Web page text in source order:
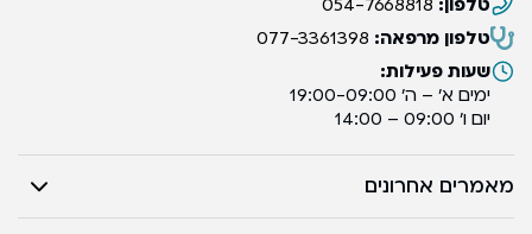
טלפון מרפאה: 077-3361398
שעות פעילות:
ימים א’ – ה’ 19:00-09:00
יום ו’ 09:00 – 14:00
מאמרים אחרונים